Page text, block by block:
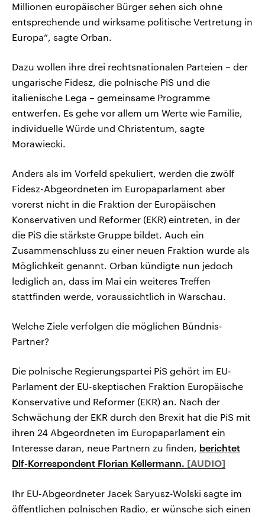
Millionen europäischer Bürger sehen sich ohne
entsprechende und wirksame politische Vertretung in
Europa“, sagte Orban.
Dazu wollen ihre drei rechtsnationalen Parteien – der
ungarische Fidesz, die polnische PiS und die
italienische Lega – gemeinsame Programme
entwerfen. Es gehe vor allem um Werte wie Familie,
individuelle Würde und Christentum, sagte
Morawiecki.
Anders als im Vorfeld spekuliert, werden die zwölf
Fidesz-Abgeordneten im Europaparlament aber
vorerst nicht in die Fraktion der Europäischen
Konservativen und Reformer (EKR) eintreten, in der
die PiS die stärkste Gruppe bildet. Auch ein
Zusammenschluss zu einer neuen Fraktion wurde als
Möglichkeit genannt. Orban kündigte nun jedoch
lediglich an, dass im Mai ein weiteres Treffen
stattfinden werde, voraussichtlich in Warschau.
Welche Ziele verfolgen die möglichen Bündnis-
Partner?
Die polnische Regierungspartei PiS gehört im EU-
Parlament der EU-skeptischen Fraktion Europäische
Konservative und Reformer (EKR) an. Nach der
Schwächung der EKR durch den Brexit hat die PiS mit
ihren 24 Abgeordneten im Europaparlament ein
Interesse daran, neue Partnern zu finden, berichtet
Dlf-Korrespondent Florian Kellermann.
Ihr EU-Abgeordneter Jacek Saryusz-Wolski sagte im
öffentlichen polnischen Radio, er wünsche sich einen